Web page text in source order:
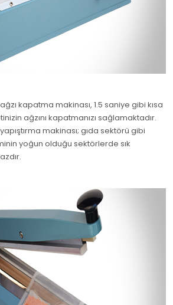
kapatma makinası, 1.5 saniye gibi kısa
ağzını kapatmanızı sağlamaktadır.
makinası; gıda sektörü gibi
yoğun olduğu sektörlerde sık